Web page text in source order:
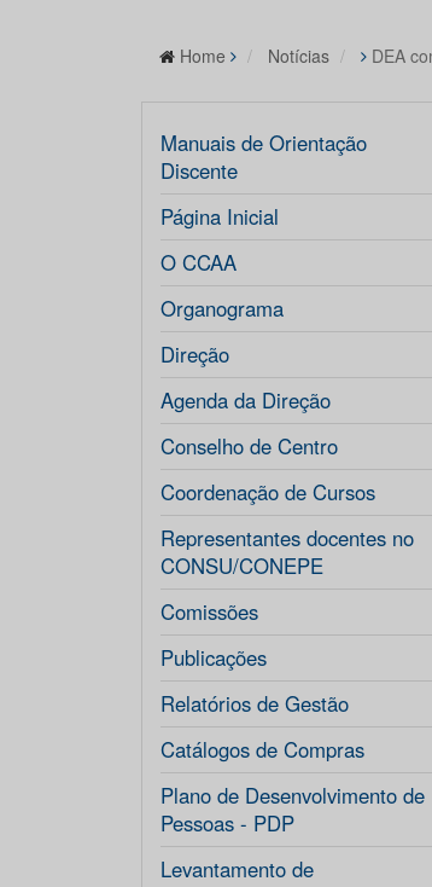
Home Notícias DEA
Manuais de Orientação
Discente
Página Inicial
O CCAA
Organograma
Direção
Agenda da Direção
Conselho de Centro
Coordenação de Cursos
Representantes docentes no
CONSU/CONEPE
Comissões
Publicações
Relatórios de Gestão
Catálogos de Compras
Plano de Desenvolvimento de
Pessoas - PDP
Levantamento de